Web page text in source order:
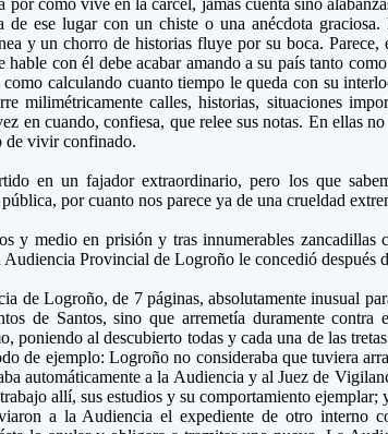
por cómo vive en la cárcel, jamás cuenta sino
de ese lugar con un chiste o una anécdota
y un chorro de historias fluye por su boca. Parece,
hable con él debe acabar amando a su país tanto
calculando cuanto tiempo le queda con su
milimétricamente calles, historias, situaciones
en cuando, confiesa, que relee sus notas. En ellas
de vivir confinado.
en un fajador extraordinario, pero los que
por cuanto nos parece ya de una crueldad
y medio en prisión y tras innumerables zancadillas
Provincial de Logroño le concedió después
de Logroño, de 7 páginas, absolutamente inusual
de Santos, sino que arremetía duramente
poniendo al descubierto todas y cada una de las
de ejemplo: Logroño no consideraba que tuviera
automáticamente a la Audiencia y al Juez de
allí, sus estudios y su comportamiento
a la Audiencia el expediente de otro interno